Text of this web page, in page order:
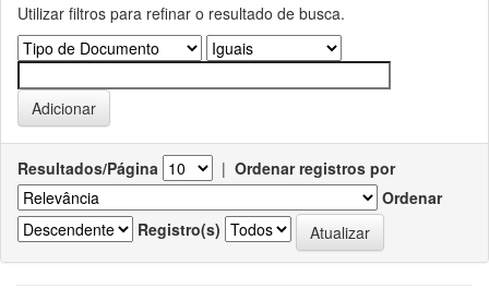
Utilizar filtros para refinar o resultado de busca.
Resultados/Página | Ordenar registros por
Ordenar
Registro(s)